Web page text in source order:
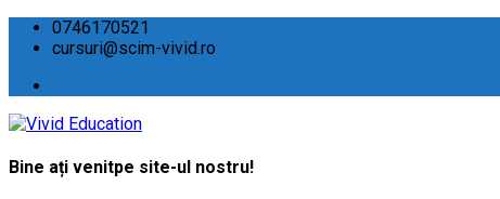
0746170521
cursuri@scim-vivid.ro
Bine ați venitpe site-ul nostru!